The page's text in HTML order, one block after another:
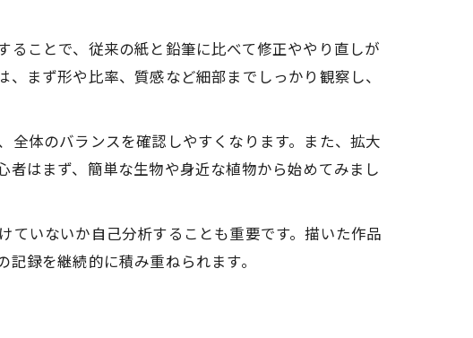
ことで、従来の紙と鉛筆に比べて修正ややり直しが
まず形や比率、質感など細部までしっかり観察し、
体のバランスを確認しやすくなります。また、拡大
はまず、簡単な生物や身近な植物から始めてみまし
いないか自己分析することも重要です。描いた作品
録を継続的に積み重ねられます。